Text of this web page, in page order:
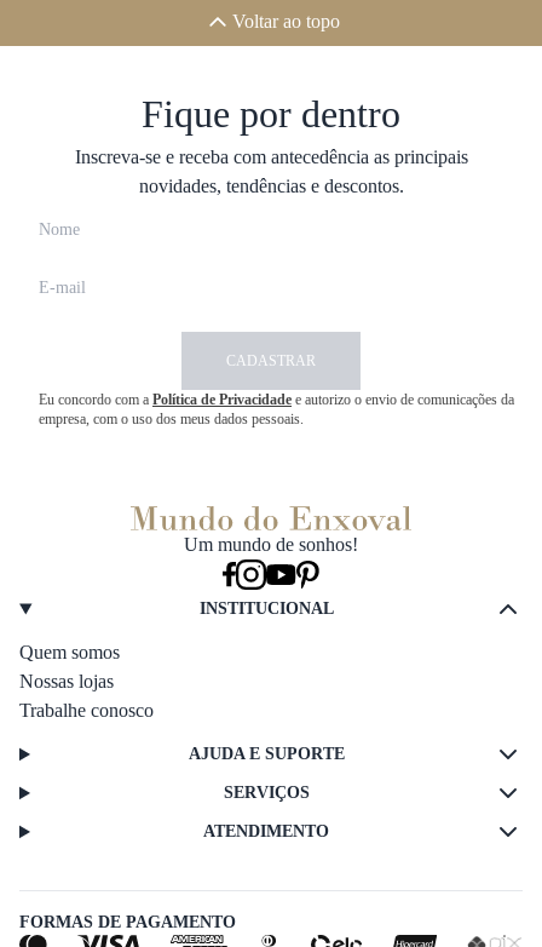
Voltar ao topo
Fique por dentro
Inscreva-se e receba com antecedência as principais
novidades, tendências e descontos.
CADASTRAR
Eu concordo com a Política de Privacidade e autorizo o envio de comunicações da
empresa, com o uso dos meus dados pessoais.
Um mundo de sonhos!
INSTITUCIONAL
Quem somos
Nossas lojas
Trabalhe conosco
AJUDA E SUPORTE
SERVIÇOS
ATENDIMENTO
FORMAS DE PAGAMENTO